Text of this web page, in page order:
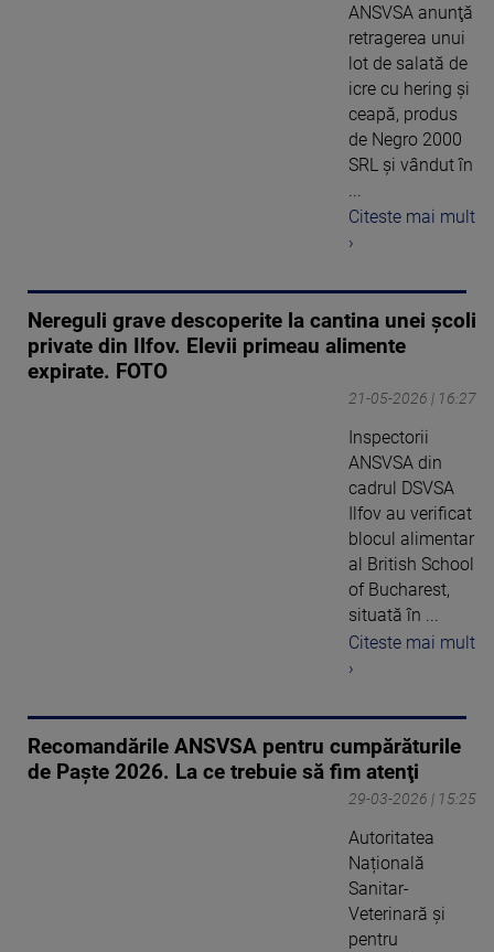
ANSVSA anunţă
retragerea unui
lot de salată de
icre cu hering şi
ceapă, produs
de Negro 2000
SRL şi vândut în
Citeste mai mult
›
Nereguli grave descoperite la cantina unei școli
private din Ilfov. Elevii primeau alimente
expirate. FOTO
21-05-2026 | 16:27
Inspectorii
ANSVSA din
cadrul DSVSA
Ilfov au verificat
blocul alimentar
al British School
of Bucharest,
situată în ...
Citeste mai mult
›
Recomandările ANSVSA pentru cumpărăturile
de Paște 2026. La ce trebuie să fim atenţi
29-03-2026 | 15:25
Autoritatea
Națională
Sanitar-
Veterinară și
pentru